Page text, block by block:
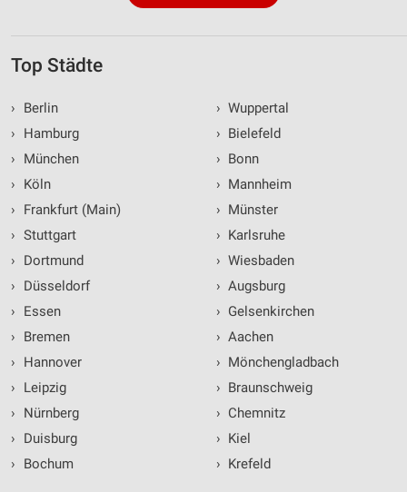
Top Städte
›
Berlin
›
Hamburg
›
München
›
Köln
›
Frankfurt (Main)
› Stuttgart
›
Dortmund
›
Düsseldorf
›
Essen
›
Bremen
›
Hannover
›
Leipzig
›
Nürnberg
›
Duisburg
›
Bochum
› Wuppertal
› Bielefeld
› Bonn
› Mannheim
› Münster
› Karlsruhe
› Wiesbaden
› Augsburg
› Gelsenkirchen
› Aachen
› Mönchengladbach
› Braunschweig
› Chemnitz
› Kiel
› Krefeld